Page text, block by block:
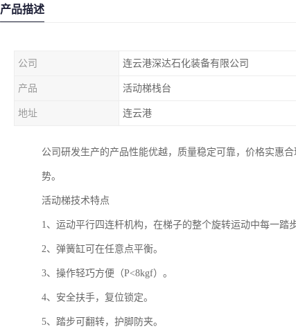
产品描述
公司 连云港深达石化装备有限公司
产品 活动梯栈台
地址 连云港
公司研发生产的产品性能优越，质量稳定可靠，价格实惠
势。
活动梯技术特点
1、运动平行四连杆机构，在梯子的整个旋转运动中每一踏
2、弹簧缸可在任意点平衡。
3、操作轻巧方便（P<8kgf）。
4、安全扶手，复位锁定。
5、踏步可翻转，护脚防夹。